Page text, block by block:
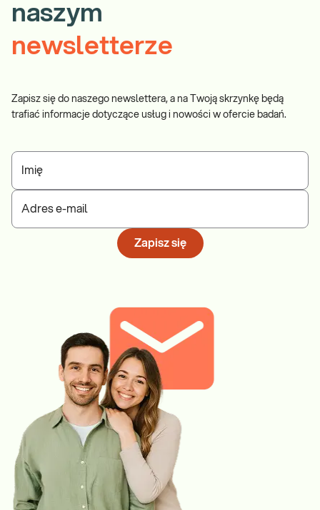
naszym
newsletterze
Zapisz się do naszego newslettera, a na Twoją skrzynkę będą
trafiać informacje dotyczące usług i nowości w ofercie badań.
Imię
Adres e-mail
Zapisz się